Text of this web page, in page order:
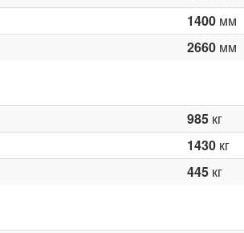
1400мм
2660мм
985кг
1430кг
445кг